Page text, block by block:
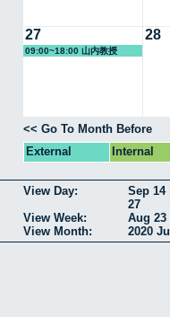
27
09:00~18:00 山内教授
28
<< Go To Month Before
External
Internal
View Day: Sep 14|
27
View Week:
Aug 23
View Month:
2020 Jul